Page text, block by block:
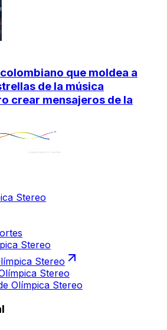
que moldea a
de la música
crear mensajeros de la
Stereo
Stereo
Stereo
Stereo
Olímpica Stereo